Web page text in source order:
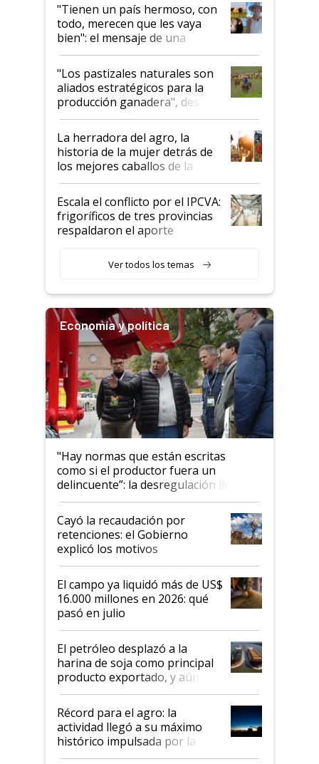
"Tienen un país hermoso, con
todo, merecen que les vaya
bien": el mensaje de una
ganadera uruguaya sobre las
oportunidades que se abren
para el agro en Argentina, con
foco en la carne
"Los pastizales naturales son
aliados estratégicos para la
producción ganadera", destaca
la iniciativa que ya reúne a 46
establecimientos en Argentina
La herradora del agro, la
historia de la mujer detrás de
los mejores caballos de la
Argentina y los mitos que
todavía hacen sufrir a estos
animales: "Mientras me
descalificaban, yo seguí
haciendo currículum"
Escala el conflicto por el IPCVA:
frigoríficos de tres provincias
respaldaron el aporte
Ver todos los temas
Economía y política
"Hay normas que están escritas
como si el productor fuera un
delincuente”: la desregulación llegó
al Congreso Aapresid y hasta se
habló del financiamiento al IPCVA
Cayó la recaudación por
retenciones: el Gobierno
explicó los motivos
El campo ya liquidó más de US$
16.000 millones en 2026: qué
pasó en julio
El petróleo desplazó a la
harina de soja como principal
producto exportado, y aún así
el agro aportó casi seis de cada
diez dólares y sostuvo el
liderazgo en un semestre
récord
Récord para el agro: la
actividad llegó a su máximo
histórico impulsada por la
cosecha y las exportaciones